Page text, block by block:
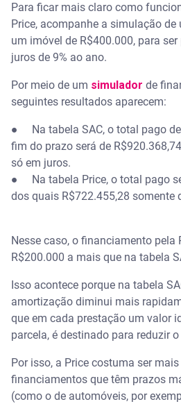
Para ficar mais claro como
Price, acompanhe a simulação
um imóvel de R$400.000, para
juros de 9% ao ano.
Por meio de um simulador de
seguintes resultados aparecem:
● Na tabela SAC, o total pago
fim do prazo será de
só em juros.
● Na tabela Price, o total pago
dos quais R$722.455,28 somente
Nesse caso, o financiamento pela
R$200.000 a mais que na tabela
Isso acontece porque na tabela
amortização diminui mais
que em cada prestação um valor
parcela, é destinado para reduzir
Por isso, a Price costuma ser
financiamentos que têm prazos
(como o de automóveis, por